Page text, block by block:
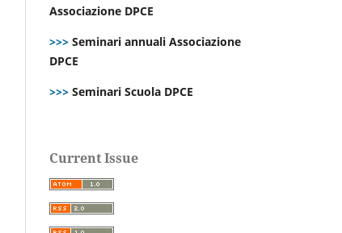
Associazione DPCE
>>> Seminari annuali Associazione
DPCE
>>> Seminari Scuola DPCE
Current Issue